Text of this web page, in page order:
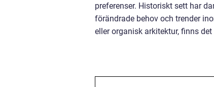
preferenser. Historiskt sett har
förändrade behov och trender
eller organisk arkitektur, finns